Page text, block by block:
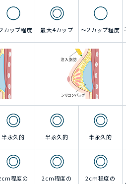
2カップ程度 最大4カップ ～2カップ程度
半永久的 半永久的 半永久的
程度の
2cm程度の
2cm程度の